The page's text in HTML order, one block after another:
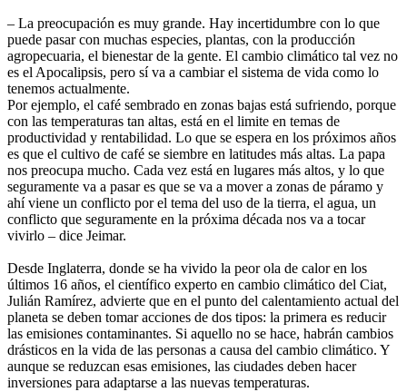
– La preocupación es muy grande. Hay incertidumbre con lo que
puede pasar con muchas especies, plantas, con la producción
agropecuaria, el bienestar de la gente. El cambio climático tal vez no
es el Apocalipsis, pero sí va a cambiar el sistema de vida como lo
tenemos actualmente.
Por ejemplo, el café sembrado en zonas bajas está sufriendo, porque
con las temperaturas tan altas, está en el limite en temas de
productividad y rentabilidad. Lo que se espera en los próximos años
es que el cultivo de café se siembre en latitudes más altas. La papa
nos preocupa mucho. Cada vez está en lugares más altos, y lo que
seguramente va a pasar es que se va a mover a zonas de páramo y
ahí viene un conflicto por el tema del uso de la tierra, el agua, un
conflicto que seguramente en la próxima década nos va a tocar
vivirlo – dice Jeimar.
Desde Inglaterra, donde se ha vivido la peor ola de calor en los
últimos 16 años, el científico experto en cambio climático del Ciat,
Julián Ramírez, advierte que en el punto del calentamiento actual del
planeta se deben tomar acciones de dos tipos: la primera es reducir
las emisiones contaminantes. Si aquello no se hace, habrán cambios
drásticos en la vida de las personas a causa del cambio climático. Y
aunque se reduzcan esas emisiones, las ciudades deben hacer
inversiones para adaptarse a las nuevas temperaturas.